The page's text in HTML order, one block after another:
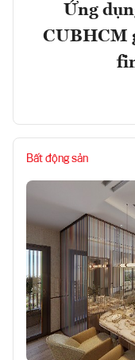
Ứng
CUBHCM
Bất động sản